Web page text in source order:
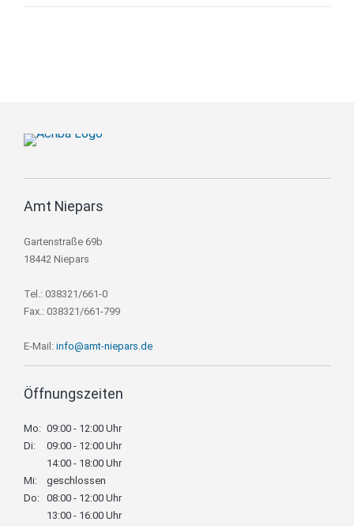
Amt Niepars
Gartenstraße 69b
18442 Niepars
Tel.: 038321/661-0
Fax.: 038321/661-799
E-Mail: info@amt-niepars.de
Öffnungszeiten
Mo: 09:00 - 12:00 Uhr
Di:
09:00 - 12:00 Uhr
14:00 - 18:00 Uhr
Mi:
geschlossen
Do: 08:00 - 12:00 Uhr
13:00 - 16:00 Uhr